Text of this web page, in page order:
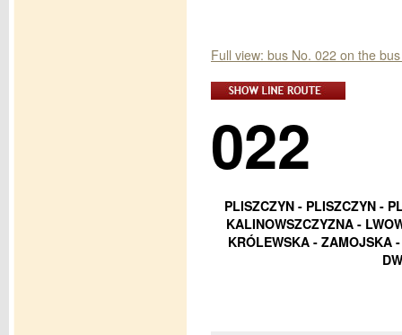
Full view: bus No. 022 on the
022
PLISZCZYN - PLISZCZYN -
KALINOWSZCZYZNA -
KRÓLEWSKA - ZAMOJSKA